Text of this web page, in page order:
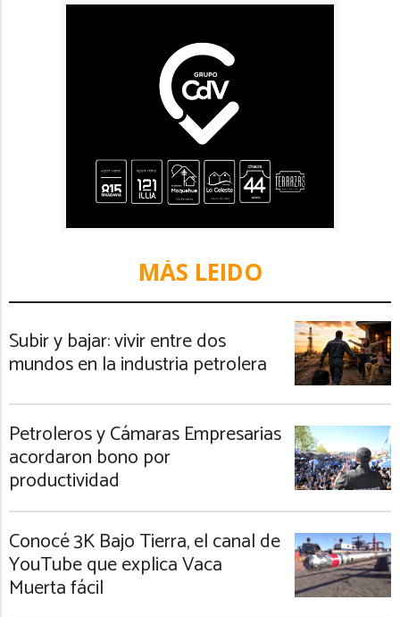
MÁS LEIDO
Subir y bajar: vivir entre dos
mundos en la industria petrolera
Petroleros y Cámaras Empresarias
acordaron bono por
productividad
Conocé 3K Bajo Tierra, el canal de
YouTube que explica Vaca
Muerta fácil